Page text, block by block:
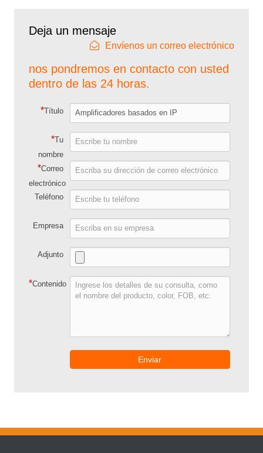
Deja un mensaje
Envíenos un correo electrónico
nos pondremos en contacto con usted
dentro de las 24 horas.
*Título
*Tu
nombre
*Correo
electrónico
Teléfono
Empresa
Adjunto
*Contenido
Enviar